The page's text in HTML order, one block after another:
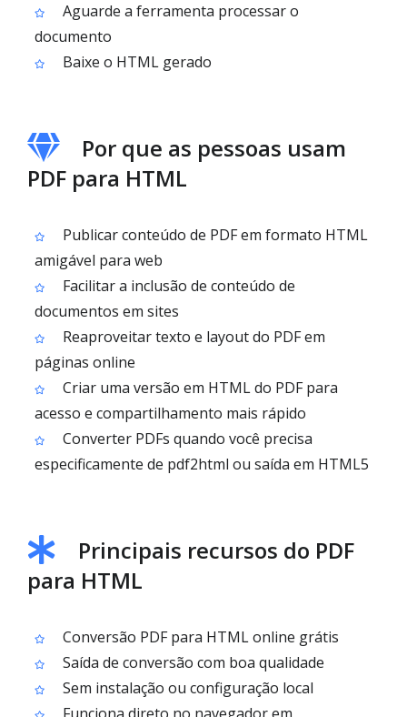
Aguarde a ferramenta processar o
documento
Baixe o HTML gerado
Por que as pessoas usam
PDF para HTML
Publicar conteúdo de PDF em formato HTML
amigável para web
Facilitar a inclusão de conteúdo de
documentos em sites
Reaproveitar texto e layout do PDF em
páginas online
Criar uma versão em HTML do PDF para
acesso e compartilhamento mais rápido
Converter PDFs quando você precisa
especificamente de pdf2html ou saída em HTML5
Principais recursos do PDF
para HTML
Conversão PDF para HTML online grátis
Saída de conversão com boa qualidade
Sem instalação ou configuração local